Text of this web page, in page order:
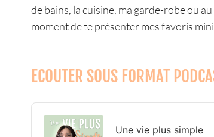
de bains, la cuisine, ma garde-robe ou
moment de te présenter mes favoris
ECOUTER SOUS FORMAT
Audio
Player
Une vie plus simple